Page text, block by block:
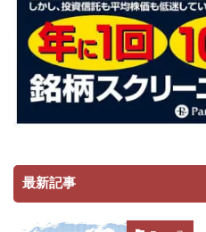
最新記事